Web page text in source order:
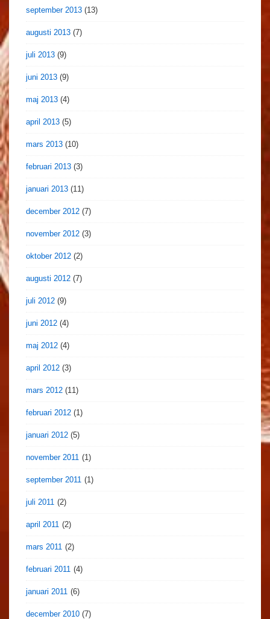
september 2013 (13)
augusti 2013 (7)
juli 2013 (9)
juni 2013 (9)
maj 2013 (4)
april 2013 (5)
mars 2013 (10)
februari 2013 (3)
januari 2013 (11)
december 2012 (7)
november 2012 (3)
oktober 2012 (2)
augusti 2012 (7)
juli 2012 (9)
juni 2012 (4)
maj 2012 (4)
april 2012 (3)
mars 2012 (11)
februari 2012 (1)
januari 2012 (5)
november 2011 (1)
september 2011 (1)
juli 2011 (2)
april 2011 (2)
mars 2011 (2)
februari 2011 (4)
januari 2011 (6)
december 2010 (7)